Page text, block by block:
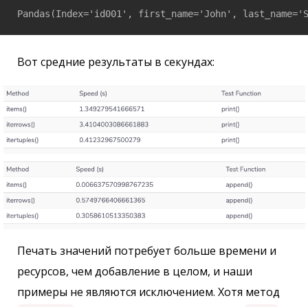
Вот средние результаты в секундах:
Печать значений потребует больше времени и
ресурсов, чем добавление в целом, и наши
примеры не являются исключением. Хотя метод